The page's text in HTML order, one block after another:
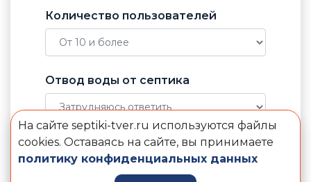
Количество пользователей
Отвод воды от септика
Электричество в доме
На сайте septiki-tver.ru используются файлы
cookies. Оставаясь на сайте, вы принимаете
политику конфиденциальных данных